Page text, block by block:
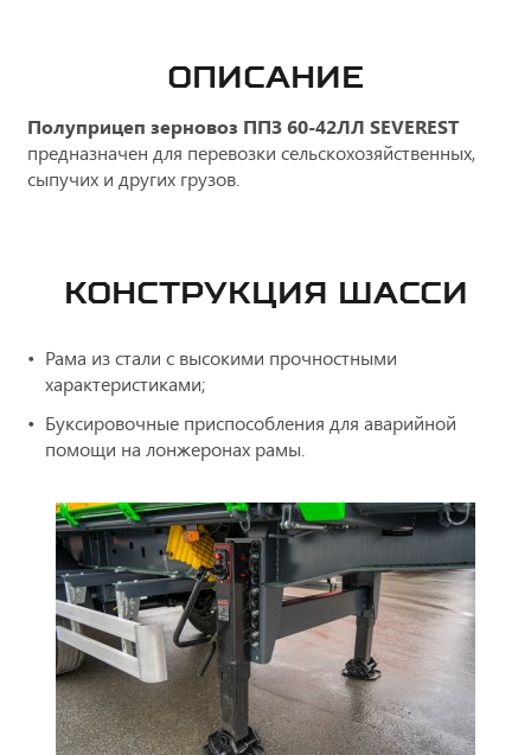
ОПИСАНИЕ
Полуприцеп зерновоз ППЗ 60-42ЛЛ SEVEREST
предназначен для перевозки сельскохозяйственных,
сыпучих и других грузов.
КОНСТРУКЦИЯ ШАССИ
Рама из стали с высокими прочностными
характеристиками;
Буксировочные приспособления для аварийной
помощи на лонжеронах рамы.